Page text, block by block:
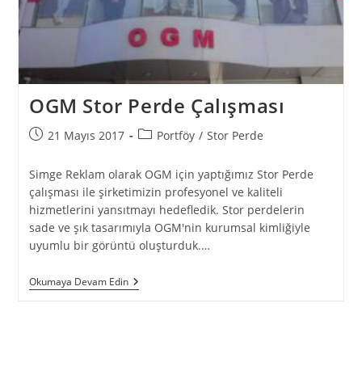
OGM Stor Perde Çalışması
21 Mayıs 2017 Portföy / Stor Perde
Simge Reklam olarak OGM için yaptığımız Stor Perde
çalışması ile şirketimizin profesyonel ve kaliteli
hizmetlerini yansıtmayı hedefledik. Stor perdelerin
sade ve şık tasarımıyla OGM'nin kurumsal kimliğiyle
uyumlu bir görüntü oluşturduk.…
Okumaya Devam Edin